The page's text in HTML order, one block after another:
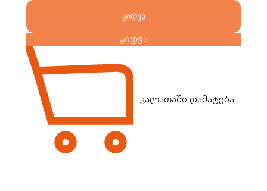
ყიდვა
ყიდვა
კალათაში დამატება